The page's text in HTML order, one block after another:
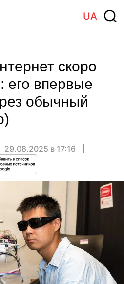
UA
скоро
его впервые
обычный
29.08.2025 в 17:16